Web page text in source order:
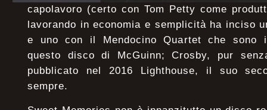
capolavoro (certo con Tom Petty come
lavorando in economia e semplicità ha inciso
e uno con il Mendocino Quartet che sono
questo disco di McGuinn; Crosby, pur
pubblicato nel 2016 Lighthouse, il suo
sempre.